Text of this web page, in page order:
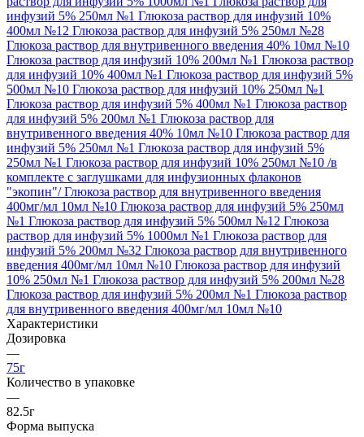
инфузий 5% 250мл №1 Глюкоза раствор для инфузий 10%
400мл №12 Глюкоза раствор для инфузий 5% 250мл №28
Глюкоза раствор для внутривенного введения 40% 10мл №10
Глюкоза раствор для инфузий 10% 200мл №1 Глюкоза раствор
для инфузий 10% 400мл №1 Глюкоза раствор для инфузий 5%
500мл №10 Глюкоза раствор для инфузий 10% 250мл №1
Глюкоза раствор для инфузий 5% 400мл №1 Глюкоза раствор
для инфузий 5% 200мл №1 Глюкоза раствор для
внутривенного введения 40% 10мл №10 Глюкоза раствор для
инфузий 5% 250мл №1 Глюкоза раствор для инфузий 5%
250мл №1 Глюкоза раствор для инфузий 10% 250мл №10 /в
комплекте с заглушками для инфузионных флаконов
"экопин"/ Глюкоза раствор для внутривенного введения
400мг/мл 10мл №10 Глюкоза раствор для инфузий 5% 250мл
№1 Глюкоза раствор для инфузий 5% 500мл №12 Глюкоза
раствор для инфузий 5% 1000мл №1 Глюкоза раствор для
инфузий 5% 200мл №32 Глюкоза раствор для внутривенного
введения 400мг/мл 10мл №10 Глюкоза раствор для инфузий
10% 250мл №1 Глюкоза раствор для инфузий 5% 200мл №28
Глюкоза раствор для инфузий 5% 200мл №1 Глюкоза раствор
для внутривенного введения 400мг/мл 10мл №10
Характеристики
Дозировка
—
75г
Количество в упаковке
—
82.5г
Форма выпуска